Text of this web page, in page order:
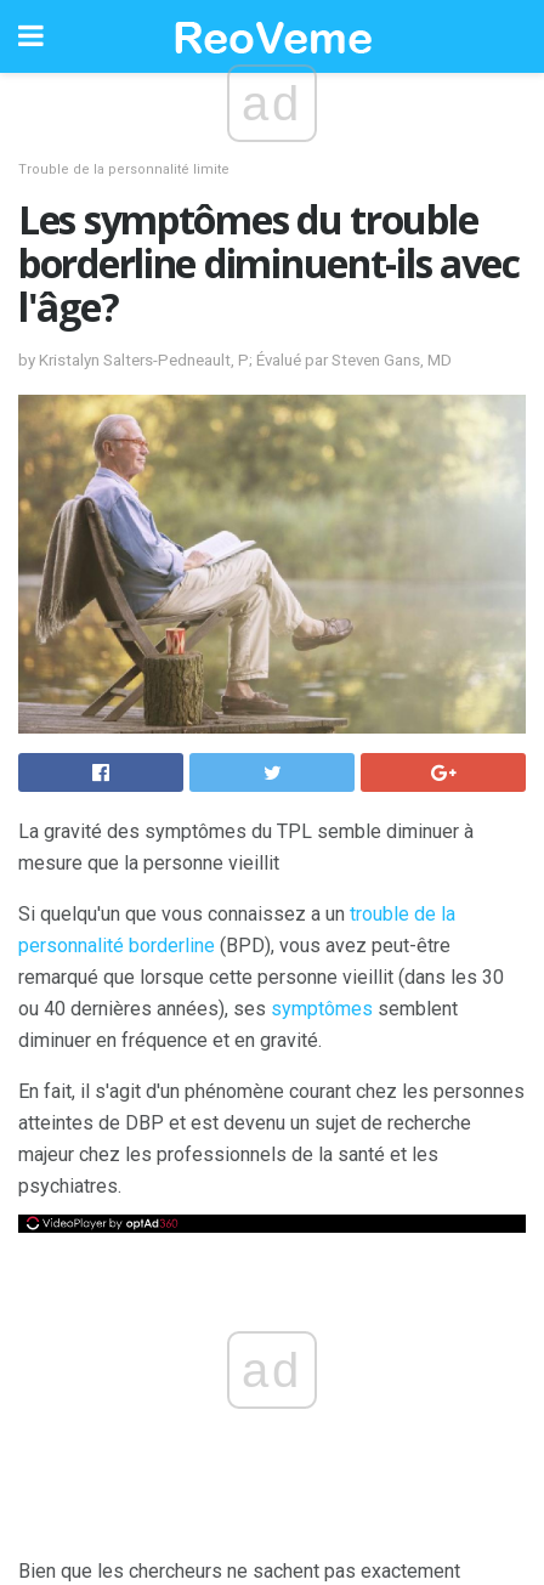
ad
Trouble de la personnalité limite
Les symptômes du trouble
borderline diminuent-ils avec
l'âge?
by Kristalyn Salters-Pedneault, P; Évalué par Steven Gans, MD
La gravité des symptômes du TPL semble diminuer à
mesure que la personne vieillit
Si quelqu'un que vous connaissez a un trouble de la
personnalité borderline (BPD), vous avez peut-être
remarqué que lorsque cette personne vieillit (dans les 30
ou 40 dernières années), ses symptômes semblent
diminuer en fréquence et en gravité.
En fait, il s'agit d'un phénomène courant chez les personnes
atteintes de DBP et est devenu un sujet de recherche
majeur chez les professionnels de la santé et les
psychiatres.
ad
Bien que les chercheurs ne sachent pas exactement